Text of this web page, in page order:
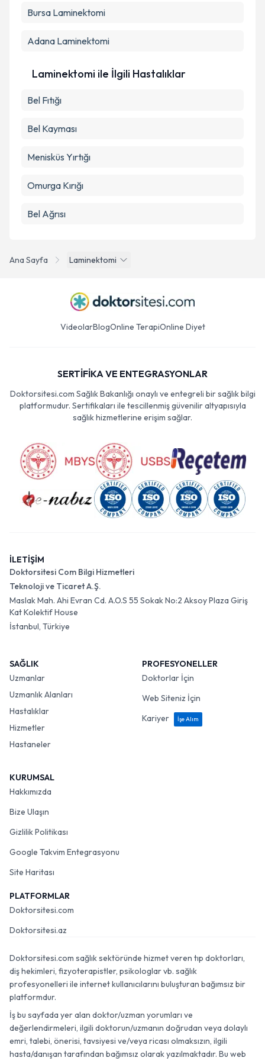
Ana Sayfa Laminektomi
Bursa Laminektomi
Adana Laminektomi
Laminektomi ile İlgili Hastalıklar
Bel Fıtığı
Bel Kayması
Menisküs Yırtığı
Omurga Kırığı
Bel Ağrısı
VideolarBlogOnline TerapiOnline Diyet
SERTİFİKA VE ENTEGRASYONLAR
Doktorsitesi.com Sağlık Bakanlığı onaylı ve entegreli bir sağlık bilgi
platformudur. Sertifikaları ile tescillenmiş güvenilir altyapısıyla
sağlık hizmetlerine erişim sağlar.
İLETİŞİM
Doktorsitesi Com Bilgi Hizmetleri
Teknoloji ve Ticaret A.Ş.
Maslak Mah. Ahi Evran Cd. A.O.S 55 Sokak No:2 Aksoy Plaza Giriş
Kat Kolektif House
İstanbul, Türkiye
SAĞLIK
Uzmanlar
Uzmanlık Alanları
Hastalıklar
Hizmetler
Hastaneler
PROFESYONELLER
Doktorlar İçin
Web Siteniz İçin
Kariyer
İşe Alım
KURUMSAL
Hakkımızda
Bize Ulaşın
Gizlilik Politikası
Google Takvim Entegrasyonu
Site Haritası
PLATFORMLAR
Doktorsitesi.com
Doktorsitesi.az
Doktorsitesi.com sağlık sektöründe hizmet veren tıp doktorları,
diş hekimleri, fizyoterapistler, psikologlar vb. sağlık
profesyonelleri ile internet kullanıcılarını buluşturan bağımsız bir
platformdur.
İş bu sayfada yer alan doktor/uzman yorumları ve
değerlendirmeleri, ilgili doktorun/uzmanın doğrudan veya dolaylı
emri, talebi, önerisi, tavsiyesi ve/veya ricası olmaksızın, ilgili
hasta/danışan tarafından bağımsız olarak yazılmaktadır. Bu web